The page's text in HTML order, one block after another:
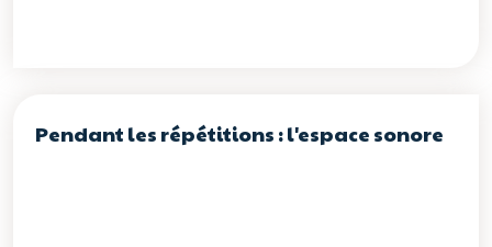
Pendant les répétitions : l'espace sonore